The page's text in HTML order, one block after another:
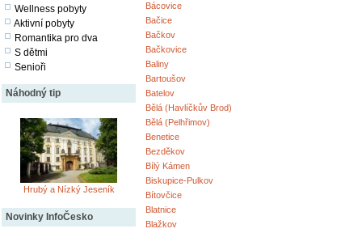
Wellness pobyty
Aktivní pobyty
Romantika pro dva
S dětmi
Senioři
Náhodný tip
Hrubý a Nízký Jeseník
Novinky InfoČesko
Bácovice
Bačice
Bačkov
Bačkovice
Baliny
Bartoušov
Batelov
Bělá (Havlíčkův Brod)
Bělá (Pelhřimov)
Benetice
Bezděkov
Bílý Kámen
Biskupice-Pulkov
Bítovčice
Blatnice
Blažkov